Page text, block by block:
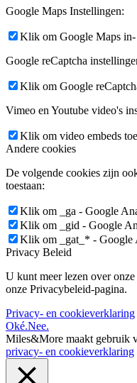
Google Maps Instellingen:
Klik om Google Maps in-
Google reCaptcha
Klik om Google
Vimeo en Youtube video's
Klik om video embeds
Andere cookies
De volgende cookies zijn
toestaan:
Klik om _ga - Google
Klik om _gid - Google
Klik om _gat_* - Google
Privacy Beleid
U kunt meer lezen over
onze Privacybeleid-pagina.
Privacy- en cookieverklaring
Oké.Nee.
Miles&More maakt gebruik
privacy- en cookieverklaring